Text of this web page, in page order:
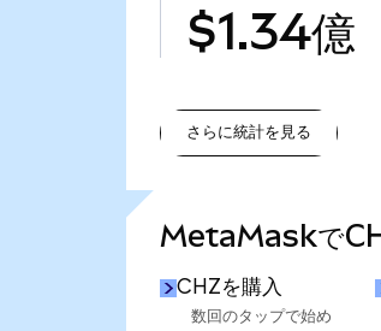
$1.34億
さらに統計を見る
MetaMaskで
CHZを購入
数回のタップで始め